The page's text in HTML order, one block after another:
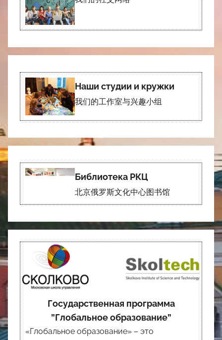
Наши студии и кружки
我们的工作室与兴趣小组
Библиотека РКЦ
北京俄罗斯文化中心图书馆
Государственная программа
”Глобальное образование”
«Глобальное образование» – это